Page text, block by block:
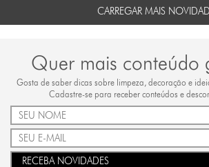
CARREGAR MAIS
Quer mais conteúdo
Gosta de saber dicas sobre limpeza, decoração e
Cadastre-se para receber conteúdos e
RECEBA NOVIDADES